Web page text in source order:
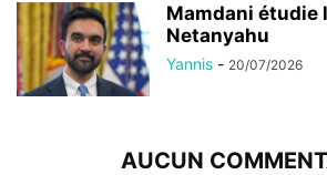
Mamdani étudie
Netanyahu
Yannis - 20/07/2026
AUCUN